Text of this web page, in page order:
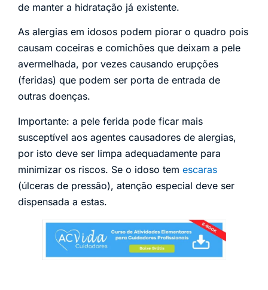
de manter a hidratação já existente.
As alergias em idosos podem piorar o quadro pois
causam coceiras e comichões que deixam a pele
avermelhada, por vezes causando erupções
(feridas) que podem ser porta de entrada de
outras doenças.
Importante: a pele ferida pode ficar mais
susceptível aos agentes causadores de alergias,
por isto deve ser limpa adequadamente para
minimizar os riscos. Se o idoso tem escaras
(úlceras de pressão), atenção especial deve ser
dispensada a estas.